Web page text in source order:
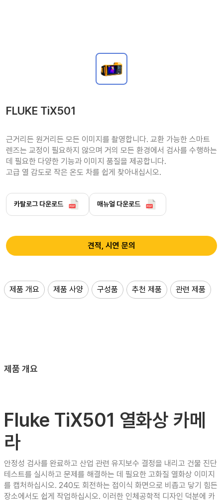
FLUKE TiX501
근거리든 원거리든 모든 이미지를 촬영합니다. 교환 가능한 스마트
렌즈는 교정이 필요하지 않으며 거의 모든 환경에서 검사를 수행하는
데 필요한 다양한 기능과 이미지 품질을 제공합니다.
고급 열 감도로 작은 온도 차를 쉽게 찾아내십시오.
카탈로그 다운로드 매뉴얼 다운로드
견적, 시연 문의
제품 개요 제품 사양 구성품 추천 제품 관련 제품
제품 개요
Fluke TiX501 열화상 카메
라
안정성 검사를 완료하고 산업 관련 유지보수 결정을 내리고 건물 진단
테스트를 실시하고 문제를 해결하는 데 필요한 고화질 열화상 이미지
를 캡처하십시오. 240도 회전하는 접이식 화면으로 비좁고 닿기 힘든
장소에서도 쉽게 작업하십시오. 이러한 인체공학적 디자인 덕분에 카